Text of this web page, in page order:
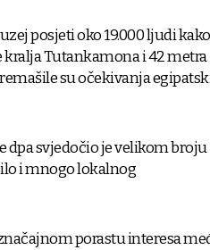
posjeti oko 19.000 ljudi kako
Tutankamona i 42 metra
su očekivanja
dpa svjedočio je velikom broju
i mnogo lokalnog
porastu interesa